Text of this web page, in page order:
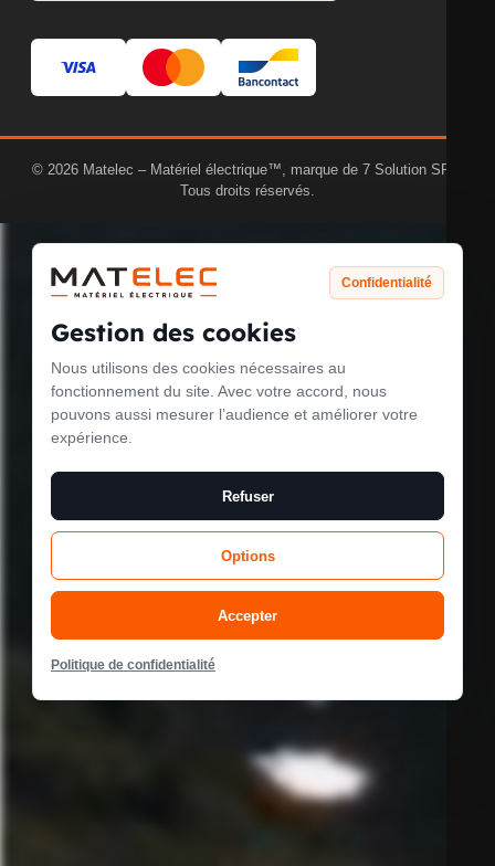
© 2026 Matelec – Matériel électrique™, marque de 7 Solution SRL.
Tous droits réservés.
Confidentialité
Gestion des cookies
Nous utilisons des cookies nécessaires au
fonctionnement du site. Avec votre accord, nous
pouvons aussi mesurer l’audience et améliorer votre
expérience.
Refuser
Options
Accepter
Politique de confidentialité
Le mode
maintenance est
activé
Site will be available soon. Thank you for your patience!